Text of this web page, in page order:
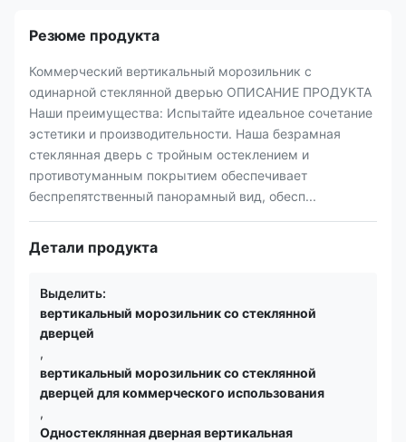
Резюме продукта
Коммерческий вертикальный морозильник с
одинарной стеклянной дверью ОПИСАНИЕ ПРОДУКТА
Наши преимущества: Испытайте идеальное сочетание
эстетики и производительности. Наша безрамная
стеклянная дверь с тройным остеклением и
противотуманным покрытием обеспечивает
беспрепятственный панорамный вид, обесп...
Детали продукта
Выделить:
вертикальный морозильник со стеклянной
дверцей
,
вертикальный морозильник со стеклянной
дверцей для коммерческого использования
,
Одностеклянная дверная вертикальная